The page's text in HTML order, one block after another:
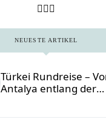
NEUESTE ARTIKEL
Türkei Rundreise –
Antalya entlang der